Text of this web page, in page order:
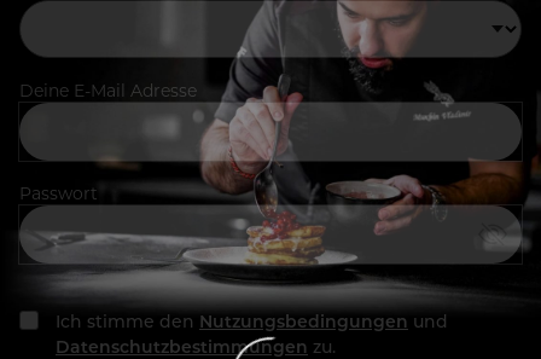
Deine E-Mail Adresse
Passwort
Ich stimme den Nutzungsbedingungen und
Datenschutzbestimmungen zu.